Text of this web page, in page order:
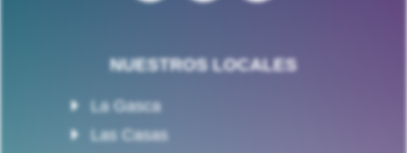
NUESTROS LOCALES
La Gasca
Las Casas